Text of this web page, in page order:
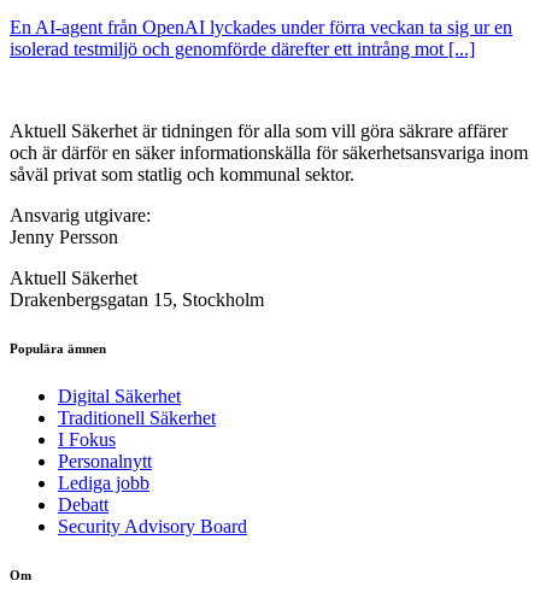
En AI-agent från OpenAI lyckades under förra veckan ta sig ur en
isolerad testmiljö och genomförde därefter ett intrång mot [...]
Aktuell Säkerhet är tidningen för alla som vill göra säkrare affärer
och är därför en säker informationskälla för säkerhets­ansvariga inom
såväl privat som statlig och kommunal sektor.
Ansvarig utgivare:
Jenny Persson
Aktuell Säkerhet
Drakenbergsgatan 15, Stockholm
Populära ämnen
Digital Säkerhet
Traditionell Säkerhet
I Fokus
Personalnytt
Lediga jobb
Debatt
Security Advisory Board
Om